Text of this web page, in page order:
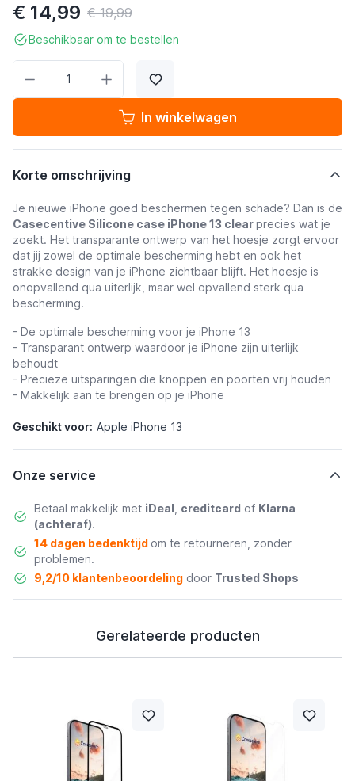
€ 14,99 € 19,99
Beschikbaar om te bestellen
In winkelwagen
Korte omschrijving
Je nieuwe iPhone goed beschermen tegen schade? Dan is de
Casecentive Silicone case iPhone 13 clearprecies wat je
zoekt. Het transparante ontwerp van het hoesje zorgt ervoor
dat jij zowel de optimale bescherming hebt en ook het
strakke design van je iPhone zichtbaar blijft. Het hoesje is
onopvallend qua uiterlijk, maar wel opvallend sterk qua
bescherming.
- De optimale bescherming voor je iPhone 13
- Transparant ontwerp waardoor je iPhone zijn uiterlijk
behoudt
- Precieze uitsparingen die knoppen en poorten vrij houden
- Makkelijk aan te brengen op je iPhone
Geschikt voor: Apple iPhone 13
Onze service
Betaal makkelijk met iDeal creditcard of Klarna
(achteraf).
14 dagen bedenktijd om te retourneren, zonder
problemen.
9,2/10 klantenbeoordelingdoor Trusted Shops
Gerelateerde producten